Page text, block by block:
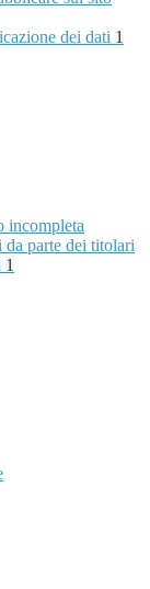
dei dati 1
incompleta
parte dei titolari
1